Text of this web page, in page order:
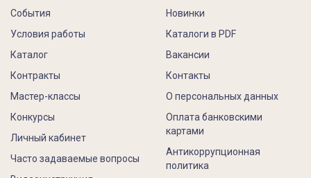
События
Условия работы
Каталог
Контракты
Новинки
Каталоги в PDF
Вакансии
Контакты
Мастер-классы
Конкурсы
Личный кабинет
Часто задаваемые вопросы
О персональных данных
Оплата банковскими
картами
Антикоррупционная
политика